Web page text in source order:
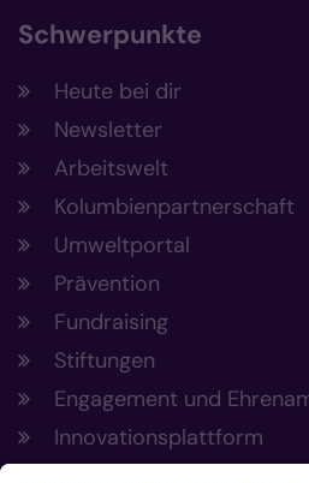
Schwerpunkte
Heute bei dir
Newsletter
Arbeitswelt
Kolumbienpartnerschaft
Umweltportal
Prävention
Fundraising
Stiftungen
Engagement und
Innovationsplattform